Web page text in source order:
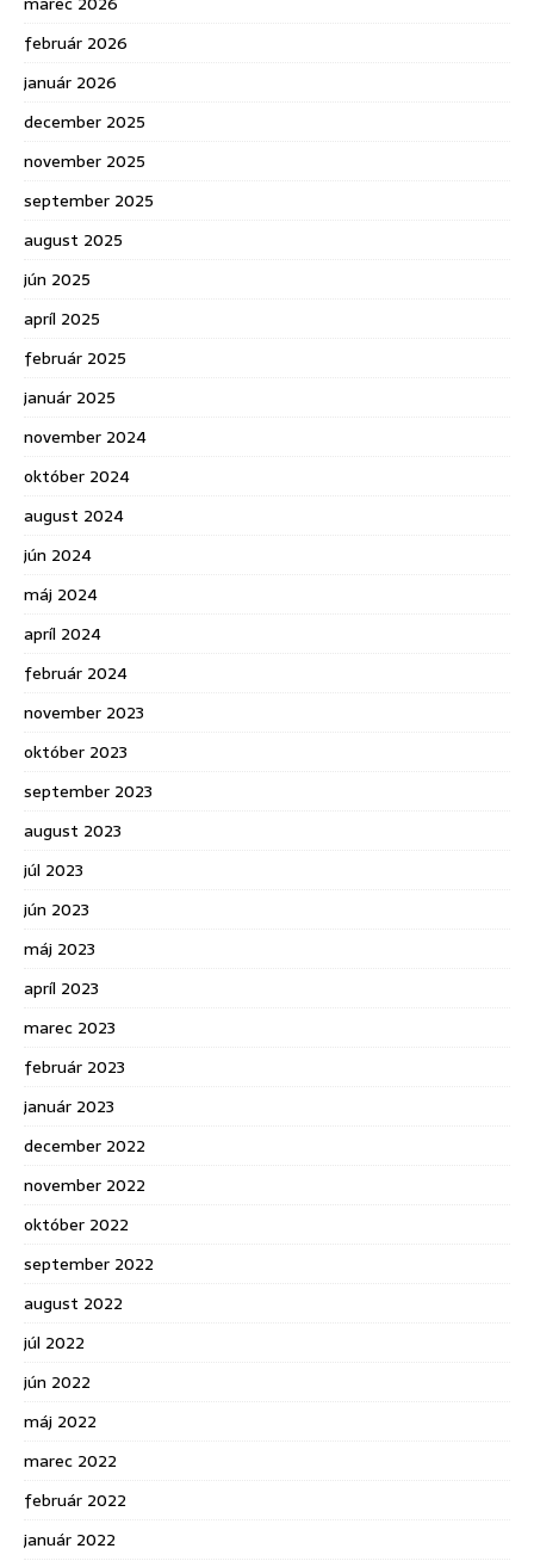
február 2026
január 2026
december 2025
november 2025
september 2025
august 2025
jún 2025
apríl 2025
február 2025
január 2025
november 2024
október 2024
august 2024
jún 2024
máj 2024
apríl 2024
február 2024
november 2023
október 2023
september 2023
august 2023
júl 2023
jún 2023
máj 2023
apríl 2023
marec 2023
február 2023
január 2023
december 2022
november 2022
október 2022
september 2022
august 2022
júl 2022
jún 2022
máj 2022
marec 2022
február 2022
január 2022